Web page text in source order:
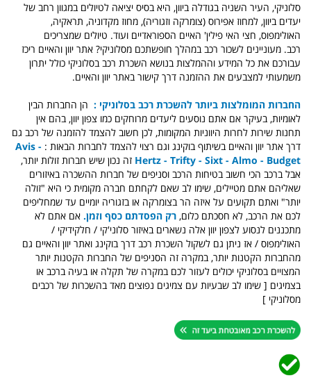
סלוניקי, העיר השניה בגודלה ביוון, היא בסיס יציאה לטיולים במגוון רחב של
יעדים ביוון, למחוז אפירוס (צומרקה וזגוריה), מחוז מקדוניה, תראקיה,
האולימפוס, חצי האי פילין' האיים הספוראדיים ועוד. טיולים שמצריכים
רכב. מעוניינים לשכור רכב במהלך חופשתכם מסלוניקי? אתר יוון והאיים ריכז
עבורכם את כל המידע וההמלצות בנושא השכרת רכב בסלוניקי כולל יתרון
משמעותי למצבעים את ההזמנה דרך קישור באתר יוון והאיים.
החברות המומלצות ביותר להשכרת רכב בסלוניקי : הן החברות הבין
לאומיות, בעיקר אם אתם נוסעים ליעדים מרוחקים כמו צפון יוון, בהם אין
תחנות שירות לחרות היווניות המקומות, לכן חשוב להצמד להזמנה של רכב גם
דרך אתר יוון והאיים בשיתוף בוקינג וגם רצוי להצמד לחברות הבאות : Avis -
Hertz - Trifty - Sixt - Almo - Budget זה נכון שיש חברות זולות יותר,
אבל ברכב הכי חשוב בטיחות הרכב וסניפים של חברות ההשכרה באיזורים
שאליהם אתם מטיילים, שימו לב שאם לקחתם חברה מקומית כי היא "זולה
יותר" ואתם תקועים על איזה הר בצומרקה או בזגוריה יומיים עד שמחליפים
לכם את הרכב, לא חסכתם כלום, רק הפסדתם כסף וזמן. אם אתם לא
מתכננים לנסוע לצפון יוון אלה נשארים באיזור סלוני'קי / חלקידיקי /
האולימפוס / אז ניתן גם לשקול השכרת רכב דרך בוקינג ואתר יוון והאיים גם
מהחברות הקטנות יותר, במקרה זה הסניפים של החברות הקטנות יותר
המצויים בסלוניקי יכולים לעזור לכם במקרה של תקלה או בעיה ברכב או
בצמיגים [ שימו לב שבעיות עם צמיגים נפוצים מאד בהשכרות של רכבים
מסלוניקי ]